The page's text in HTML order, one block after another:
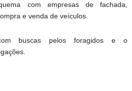
com empresas de fachada,
e venda de veículos.
buscas pelos foragidos e o